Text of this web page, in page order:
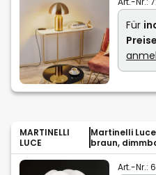
Für
Preise
MARTINELLI
LUCE
Martinelli
braun,
Art.-Nr.: